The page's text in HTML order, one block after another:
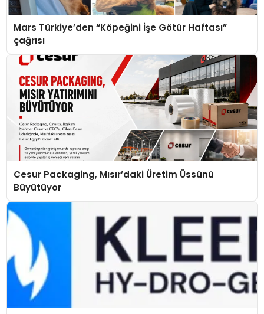
Mars Türkiye’den “Köpeğini İşe Götür Haftası”
çağrısı
Cesur Packaging, Mısır’daki Üretim Üssünü
Büyütüyor